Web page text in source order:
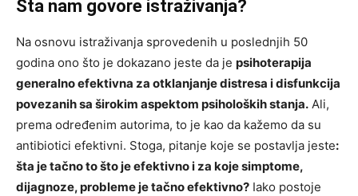
Šta nam govore istraživanja?
Na osnovu istraživanja sprovedenih u poslednjih 50
godina ono što je dokazano jeste da je psihoterapija
generalno efektivna za otklanjanje distresa i disfunkcija
povezanih sa širokim aspektom psiholoških stanja. Ali,
prema određenim autorima, to je kao da kažemo da su
antibiotici efektivni. Stoga, pitanje koje se postavlja jeste:
šta je tačno to što je efektivno i za koje simptome,
dijagnoze, probleme je tačno efektivno? Iako postoje